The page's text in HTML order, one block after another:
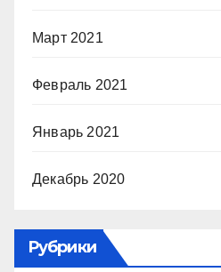
Март 2021
Февраль 2021
Январь 2021
Декабрь 2020
Рубрики